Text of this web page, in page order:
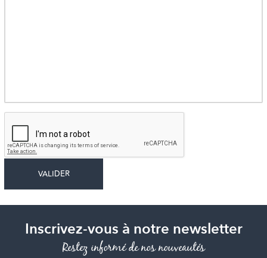
Inscrivez-vous à notre newsletter
Restez informé de nos nouveautés